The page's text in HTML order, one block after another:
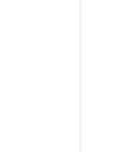
em uma
cortado e
passar
como
para